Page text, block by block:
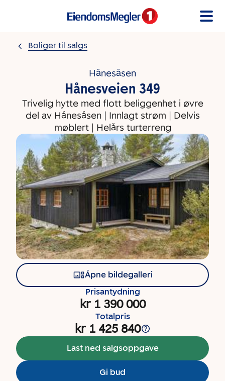
Boliger til salgs
Hånesåsen
Hånesveien 349
Trivelig hytte med flott beliggenhet i øvre
del av Hånesåsen | Innlagt strøm | Delvis
møblert | Helårs turterreng
Åpne bildegalleri
Prisantydning
kr 1 390 000
Totalpris
kr 1 425 840
Last ned salgsoppgave
Gi bud